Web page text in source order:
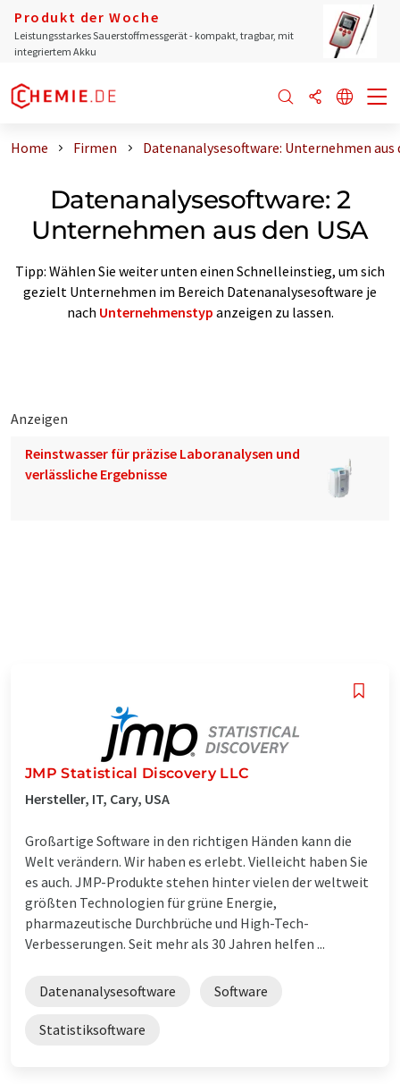
Produkt der Woche
Leistungsstarkes Sauerstoffmessgerät - kompakt, tragbar, mit
integriertem Akku
Home Firmen Datenanalysesoftware: Unternehmen aus
Datenanalysesoftware: 2
Unternehmen aus den USA
Tipp: Wählen Sie weiter unten einen Schnelleinstieg, um sich
gezielt Unternehmen im Bereich Datenanalysesoftware je
nach Unternehmenstyp anzeigen zu lassen.
Anzeigen
Reinstwasser für präzise Laboranalysen und
verlässliche Ergebnisse
JMP Statistical Discovery LLC
Hersteller, IT, Cary, USA
Großartige Software in den richtigen Händen kann die
Welt verändern. Wir haben es erlebt. Vielleicht haben Sie
es auch. JMP-Produkte stehen hinter vielen der weltweit
größten Technologien für grüne Energie,
pharmazeutische Durchbrüche und High-Tech-
Verbesserungen. Seit mehr als 30 Jahren helfen ...
Datenanalysesoftware Software
Statistiksoftware